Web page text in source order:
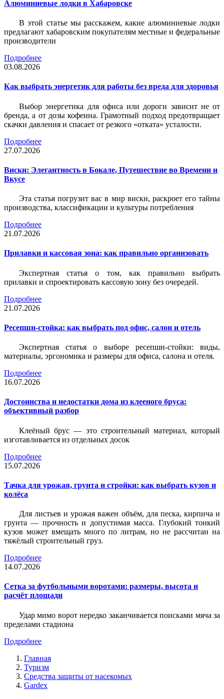
Алюминиевые лодки в Хабаровске
В этой статье мы расскажем, какие алюминиевые лодки
предлагают хабаровским покупателям местные и федеральные
производители
Подробнее
03.08.2026
Как выбрать энергетик для работы без вреда для здоровья
Выбор энергетика для офиса или дороги зависит не от
бренда, а от дозы кофеина. Грамотный подход предотвращает
скачки давления и спасает от резкого «отката» усталости.
Подробнее
27.07.2026
Виски: Элегантность в Бокале, Путешествие во Времени и
Вкусе
Эта статья погрузит вас в мир виски, раскроет его тайны
производства, классификации и культуры потребления
Подробнее
21.07.2026
Прилавки и кассовая зона: как правильно организовать
Экспертная статья о том, как правильно выбрать
прилавки и спроектировать кассовую зону без очередей.
Подробнее
21.07.2026
Ресепшн-стойка: как выбрать под офис, салон и отель
Экспертная статья о выборе ресепшн-стойки: виды,
материалы, эргономика и размеры для офиса, салона и отеля.
Подробнее
16.07.2026
Достоинства и недостатки дома из клееного бруса:
объективный разбор
Клеёный брус — это строительный материал, который
изготавливается из отдельных досок
Подробнее
15.07.2026
Тачка для урожая, грунта и стройки: как выбрать кузов и
колёса
Для листьев и урожая важен объём, для песка, кирпича и
грунта — прочность и допустимая масса. Глубокий тонкий
кузов может вмещать много по литрам, но не рассчитан на
тяжёлый строительный груз.
Подробнее
14.07.2026
Сетка за футбольными воротами: размеры, высота и
расчёт площади
Удар мимо ворот нередко заканчивается поисками мяча за
пределами стадиона
Подробнее
Главная
Туризм
Средства защиты от насекомых
Gardex